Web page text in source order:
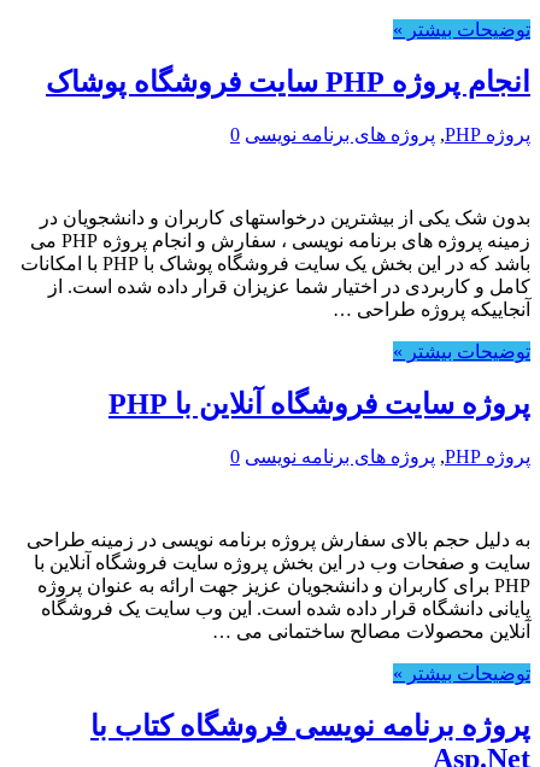
توضیحات بیشتر »
انجام پروژه PHP سایت فروشگاه پوشاک
پروژه PHP , پروژه های برنامه نویسی 0
بدون شک یکی از بیشترین درخواستهای کاربران و دانشجویان در
زمینه پروژه های برنامه نویسی ، سفارش و انجام پروژه PHP می
باشد که در این بخش یک سایت فروشگاه پوشاک با PHP با امکانات
کامل و کاربردی در اختیار شما عزیزان قرار داده شده است. از
آنجاییکه پروژه طراحی …
توضیحات بیشتر »
پروژه سایت فروشگاه آنلاین با PHP
پروژه PHP , پروژه های برنامه نویسی 0
به دلیل حجم بالای سفارش پروژه برنامه نویسی در زمینه طراحی
سایت و صفحات وب در این بخش پروژه سایت فروشگاه آنلاین با
PHP برای کاربران و دانشجویان عزیز جهت ارائه به عنوان پروژه
پایانی دانشگاه قرار داده شده است. این وب سایت یک فروشگاه
آنلاین محصولات مصالح ساختمانی می …
توضیحات بیشتر »
پروژه برنامه نویسی فروشگاه کتاب با
Asp.Net